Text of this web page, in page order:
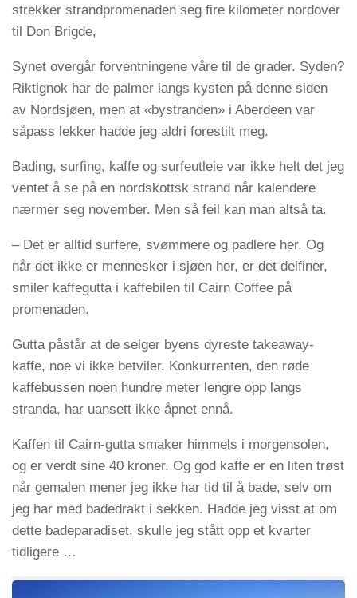
strekker strandpromenaden seg fire kilometer nordover
til Don Brigde,
Synet overgår forventningene våre til de grader. Syden?
Riktignok har de palmer langs kysten på denne siden
av Nordsjøen, men at «bystranden» i Aberdeen var
såpass lekker hadde jeg aldri forestilt meg.
Bading, surfing, kaffe og surfeutleie var ikke helt det jeg
ventet å se på en nordskottsk strand når kalendere
nærmer seg november. Men så feil kan man altså ta.
– Det er alltid surfere, svømmere og padlere her. Og
når det ikke er mennesker i sjøen her, er det delfiner,
smiler kaffegutta i kaffebilen til Cairn Coffee på
promenaden.
Gutta påstår at de selger byens dyreste takeaway-
kaffe, noe vi ikke betviler. Konkurrenten, den røde
kaffebussen noen hundre meter lengre opp langs
stranda, har uansett ikke åpnet ennå.
Kaffen til Cairn-gutta smaker himmels i morgensolen,
og er verdt sine 40 kroner. Og god kaffe er en liten trøst
når gemalen mener jeg ikke har tid til å bade, selv om
jeg har med badedrakt i sekken. Hadde jeg visst at om
dette badeparadiset, skulle jeg stått opp et kvarter
tidligere …